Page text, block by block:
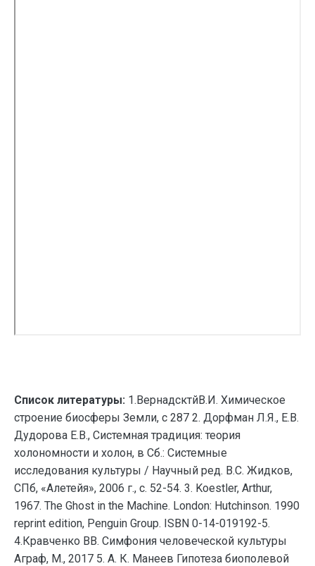
Список литературы: 1.ВернадсктйВ.И. Химическое
строение биосферы Земли, с 287 2. Дорфман Л.Я., Е.В.
Дудорова Е.В., Системная традиция: теория
холономности и холон, в Сб.: Системные
исследования культуры / Научный ред. В.С. Жидков,
СПб, «Алетейя», 2006 г., с. 52-54. 3. Koestler, Arthur,
1967. The Ghost in the Machine. London: Hutchinson. 1990
reprint edition, Penguin Group. ISBN 0-14-019192-5.
4.Кравченко ВВ. Симфония человеческой культуры
Аграф, М., 2017 5. А. К. Манеев Гипотеза биополевой